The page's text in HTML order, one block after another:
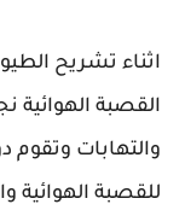
اثناء تشريح
القصبة الهوائية
والتهابات وتقوم
للقصبة الهوائية